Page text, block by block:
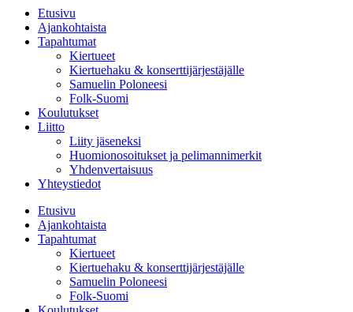
Etusivu
Ajankohtaista
Tapahtumat
Kiertueet
Kiertuehaku & konserttijärjestäjälle
Samuelin Poloneesi
Folk-Suomi
Koulutukset
Liitto
Liity jäseneksi
Huomionosoitukset ja pelimannimerkit
Yhdenvertaisuus
Yhteystiedot
Etusivu
Ajankohtaista
Tapahtumat
Kiertueet
Kiertuehaku & konserttijärjestäjälle
Samuelin Poloneesi
Folk-Suomi